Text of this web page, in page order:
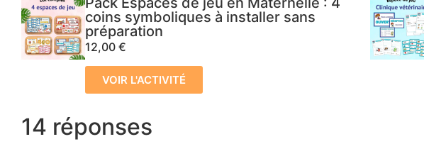
coins symboliques à installer sans
préparation
12,00 €
VOIR L'ACTIVITÉ
14 réponses